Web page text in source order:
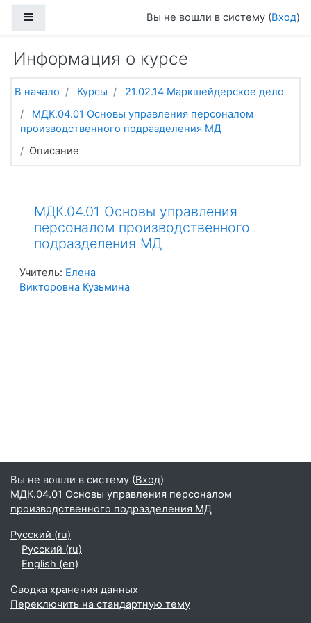
Вы не вошли в систему (Вход)
Информация о курсе
В начало Курсы
21.02.14 Маркшейдерское дело
МДК.04.01 Основы управления персоналом
производственного подразделения МД
Описание
МДК.04.01 Основы управления
персоналом производственного
подразделения МД
Учитель: Елена
Викторовна Кузьмина
Вы не вошли в систему (Вход)
МДК.04.01 Основы управления персоналом
производственного подразделения МД
Русский ‎(ru)‎
Русский ‎(ru)‎
English ‎(en)‎
Сводка хранения данных
Переключить на стандартную тему